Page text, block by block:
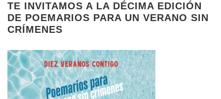
TE INVITAMOS A LA DÉCIMA EDICIÓN
DE POEMARIOS PARA UN VERANO SIN
CRÍMENES